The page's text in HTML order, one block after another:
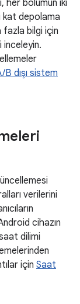
her bölümün iki
kat depolama
fazla bilgi için
inceleyin.
B dışı sistem
verilerini
cihazın
dilimi
için Saat